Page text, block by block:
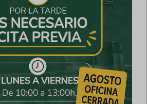
CASERAS
Pedir a domicilio
Encargar comida
sabor a casa: la comida perfecta
Caseras Pepi. Cuando el sol